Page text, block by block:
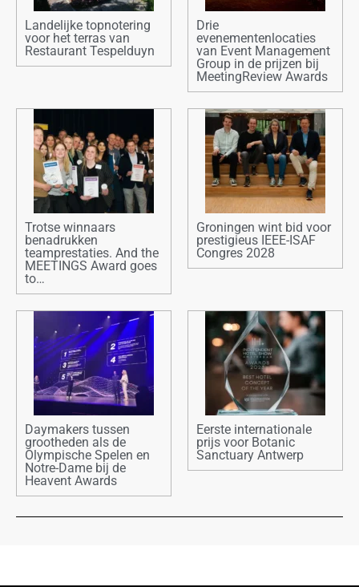
Landelijke topnotering
voor het terras van
Restaurant Tespelduyn
Drie
evenementenlocaties
van Event Management
Group in de prijzen bij
MeetingReview Awards
Trotse winnaars
benadrukken
teamprestaties. And the
MEETINGS Award goes
to…
Groningen wint bid voor
prestigieus IEEE-ISAF
Congres 2028
Daymakers tussen
grootheden als de
Olympische Spelen en
Notre-Dame bij de
Heavent Awards
Eerste internationale
prijs voor Botanic
Sanctuary Antwerp